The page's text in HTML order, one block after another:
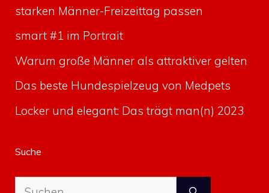
starken Männer-Freizeittag passen
smart #1 im Portrait
Warum große Männer als attraktiver gelten
Das beste Hundespielzeug von Medpets
Locker und elegant: Das trägt man(n) 2023
Suche
Suche